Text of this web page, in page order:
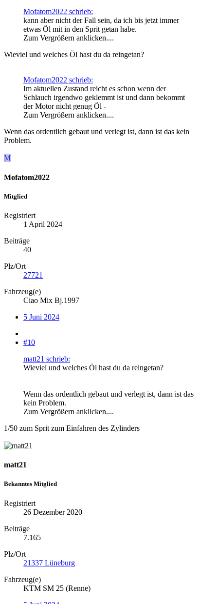
Mofatom2022 schrieb:
kann aber nicht der Fall sein, da ich bis jetzt immer
etwas Öl mit in den Sprit getan habe.
Zum Vergrößern anklicken....
Wieviel und welches Öl hast du da reingetan?
Mofatom2022 schrieb:
Im aktuellen Zustand reicht es schon wenn der
Schlauch irgendwo geklemmt ist und dann bekommt
der Motor nicht genug Öl -
Zum Vergrößern anklicken....
Wenn das ordentlich gebaut und verlegt ist, dann ist das kein
Problem.
M
Mofatom2022
Mitglied
Registriert
1 April 2024
Beiträge
40
Plz/Ort
27721
Fahrzeug(e)
Ciao Mix Bj.1997
5 Juni 2024
#10
matt21 schrieb:
Wieviel und welches Öl hast du da reingetan?
Wenn das ordentlich gebaut und verlegt ist, dann ist das
kein Problem.
Zum Vergrößern anklicken....
1/50 zum Sprit zum Einfahren des Zylinders
matt21
Bekanntes Mitglied
Registriert
26 Dezember 2020
Beiträge
7.165
Plz/Ort
21337 Lüneburg
Fahrzeug(e)
KTM SM 25 (Renne)